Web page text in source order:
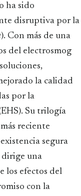
ha sido
disruptiva por la
). Con más de una
del electrosmog
la calidad
por la
Su trilogía
reciente
segura
dirige una
los efectos del
con la